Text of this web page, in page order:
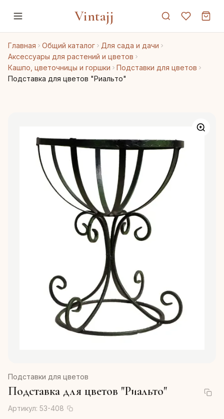
Vintajj
Главная Общий каталог
Для сада и дачи
Аксессуары для растений и цветов
Кашпо, цветочницы и горшки
Подставки для цветов
Подставка для цветов "Риальто"
Подставки для цветов
Подставка для цветов "Риальто"
Артикул: 53-408